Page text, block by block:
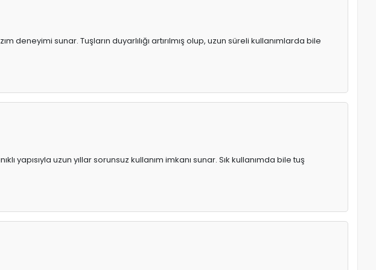
deneyimi sunar. Tuşların duyarlılığı artırılmış olup, uzun süreli kullanımlarda bile
yapısıyla uzun yıllar sorunsuz kullanım imkanı sunar. Sık kullanımda bile tuş